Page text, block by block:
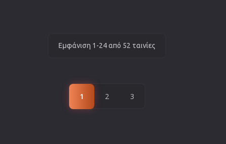
Εμφάνιση 1-24 από 52 ταινίες
1 2 3